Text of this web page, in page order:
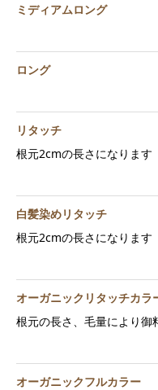
ミディアムロング
ロング
リタッチ
根元2cmの長さになります
白髪染めリタッチ
根元2cmの長さになります
オーガニックリタッチカラ
根元の長さ、毛量により御
オーガニックフルカラー